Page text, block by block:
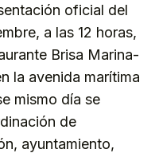
oficial del
a las 12 horas,
Brisa Marina-
la avenida marítima
mismo día se
de
ayuntamiento,